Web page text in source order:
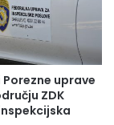
RAS
– NK VAREŠ
uprave
ZDK